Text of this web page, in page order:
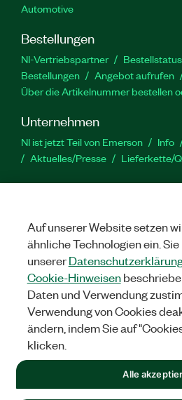
Automotive
Bestellungen
NI-Vertriebspartner
Bestellungen
Angebot aufrufen
Über die Artikelnummer bestellen
Unternehmen
NI ist jetzt Teil von Emerson Info
Aktuelles/Presse
Lieferkette/
Support
Produktaktivierung
zur Website
© NATIONAL INSTRUMENTS CORP.
Auf unserer Website setzen
ähnliche Technologien ein.
unserer
Cookie-Hinweisen
Daten und Verwendung
Verwendung von Cookies
ändern, indem Sie auf
klicken.
Alle